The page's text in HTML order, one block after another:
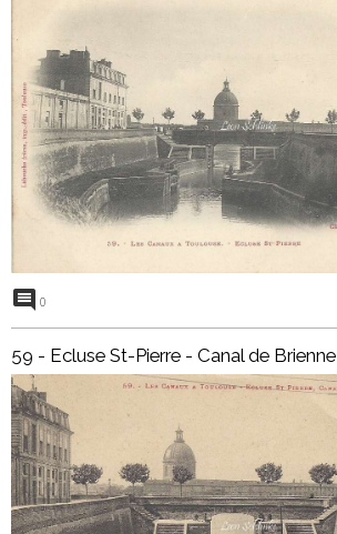
0
59 - Ecluse St-Pierre - Canal de Brienne